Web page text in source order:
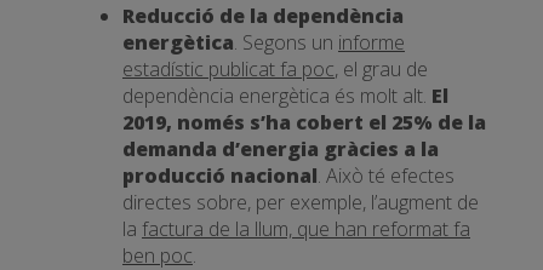
Reducció de la dependència
energètica. Segons un informe
estadístic publicat fa poc, el grau de
dependència energètica és molt alt. El
2019, només s’ha cobert el 25% de la
demanda d’energia gràcies a la
producció nacional. Això té efectes
directes sobre, per exemple, l’augment de
la factura de la llum, que han reformat fa
ben poc.